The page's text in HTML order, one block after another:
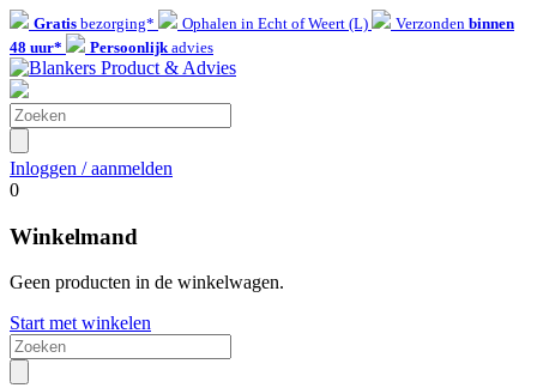
Gratis bezorging* Ophalen in Echt of Weert (L) Verzonden binnen
48 uur*
Persoonlijkadvies
Inloggen / aanmelden
0
Winkelmand
Geen producten in de winkelwagen.
Start met winkelen